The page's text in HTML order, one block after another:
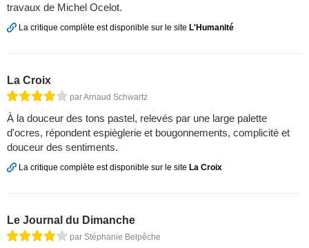
travaux de Michel Ocelot.
La critique complète est disponible sur le site L'Humanité
La Croix
par Arnaud Schwartz
À la douceur des tons pastel, relevés par une large palette
d'ocres, répondent espièglerie et bougonnements, complicité et
douceur des sentiments.
La critique complète est disponible sur le site La Croix
Le Journal du Dimanche
par Stéphanie Belpêche